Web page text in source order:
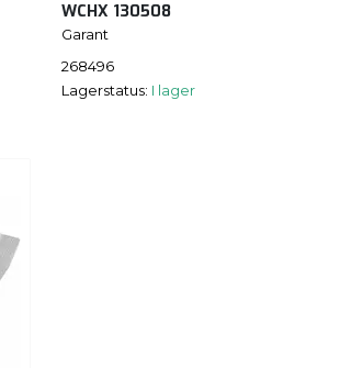
WCHX 130508
Garant
268496
Lagerstatus: I lager